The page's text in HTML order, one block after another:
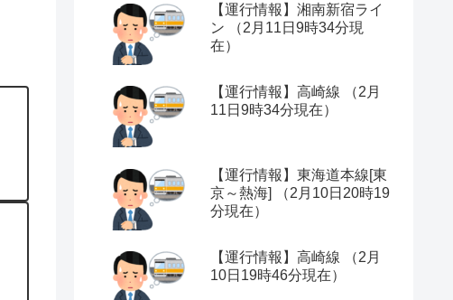
【運行情報】湘南新宿ライ
ン （2月11日9時34分現
在）
【運行情報】高崎線 （2月
11日9時34分現在）
【運行情報】東海道本線[東
京～熱海] （2月10日20時19
分現在）
【運行情報】高崎線 （2月
10日19時46分現在）